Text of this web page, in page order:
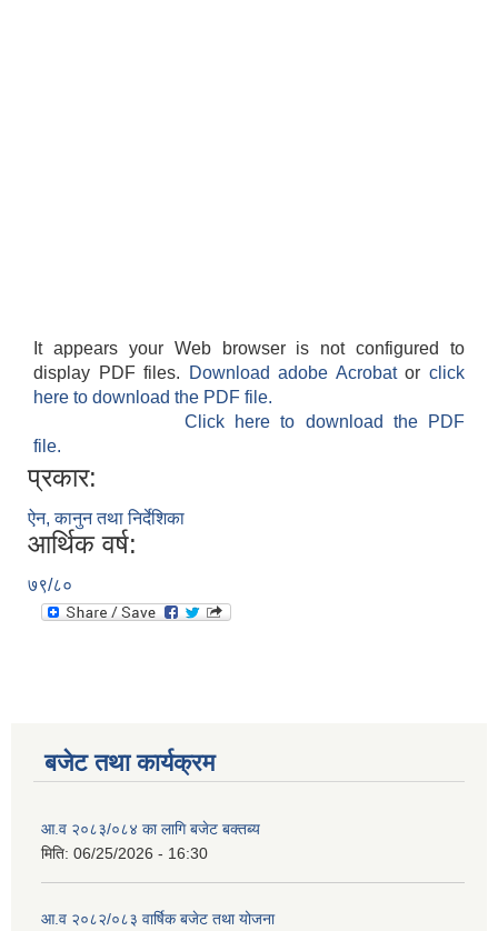
It appears your Web browser is not configured to
display PDF files.
Download adobe Acrobatorclick
here to download the PDF file.
Click here to download the PDF
file.
प्रकार:
ऐन, कानुन तथा निर्देशिका
आर्थिक वर्ष:
७९/८०
बजेट तथा कार्यक्रम
आ.व २०८३/०८४ का लागि बजेट बक्तब्य
मिति: 06/25/2026 - 16:30
आ.व २०८२/०८३ वार्षिक बजेट तथा योजना